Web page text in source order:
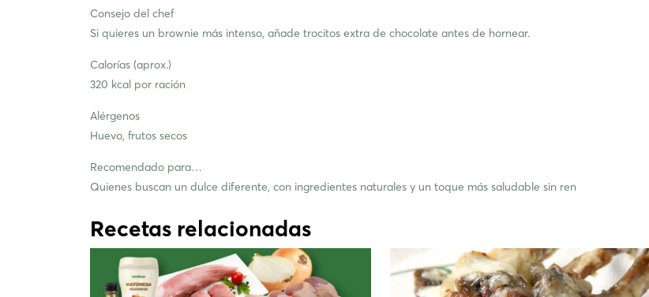
Consejo del chef
Si quieres un brownie más intenso, añade trocitos extra de chocolate antes de hornear.
Calorías (aprox.)
320 kcal por ración
Alérgenos
Huevo, frutos secos
Recomendado para…
Quienes buscan un dulce diferente, con ingredientes naturales y un toque más saludable sin ren
Recetas relacionadas